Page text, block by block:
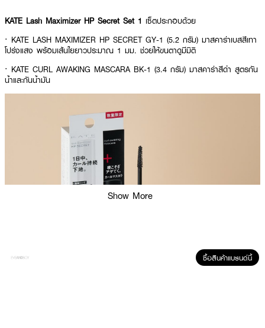
KATE Lash Maximizer HP Secret Set 1 เซ็ตประกอบด้วย
· KATE LASH MAXIMIZER HP SECRET GY-1 (5.2 กรัม) มาสคาร่าเบสสีเทา
โปร่งแสง พร้อมเส้นใยยาวประมาณ 1 มม. ช่วยให้ขนตาดูมีมิติ
· KATE CURL AWAKING MASCARA BK-1 (3.4 กรัม) มาสคาร่าสีดำ สูตรกัน
น้ำและกันน้ำมัน
Show More
ซื้อสินค้าแบรนด์นี้